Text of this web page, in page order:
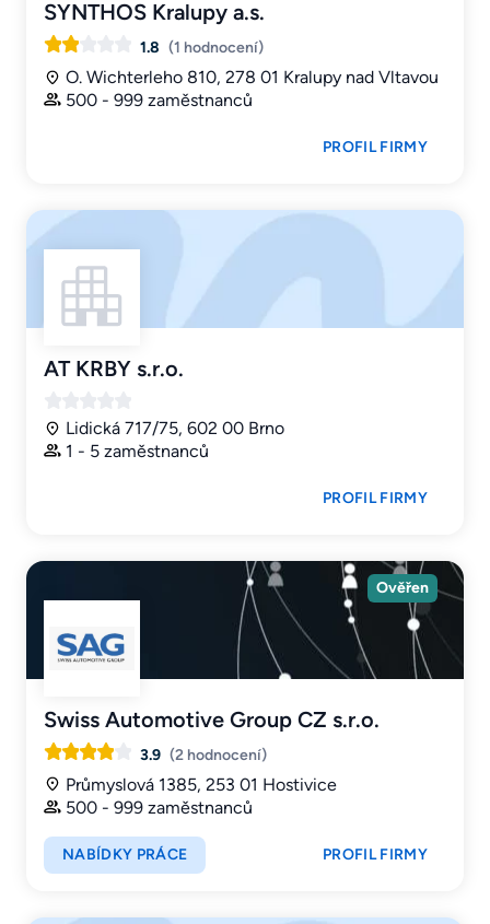
SYNTHOS Kralupy a.s.
1.8 (1 hodnocení)
O. Wichterleho 810, 278 01 Kralupy nad Vltavou
500 - 999 zaměstnanců
PROFIL FIRMY
AT KRBY s.r.o.
Lidická 717/75, 602 00 Brno
1 - 5 zaměstnanců
PROFIL FIRMY
Ověřen
Swiss Automotive Group CZ s.r.o.
3.9 (2 hodnocení)
Průmyslová 1385, 253 01 Hostivice
500 - 999 zaměstnanců
NABÍDKY PRÁCE PROFIL FIRMY